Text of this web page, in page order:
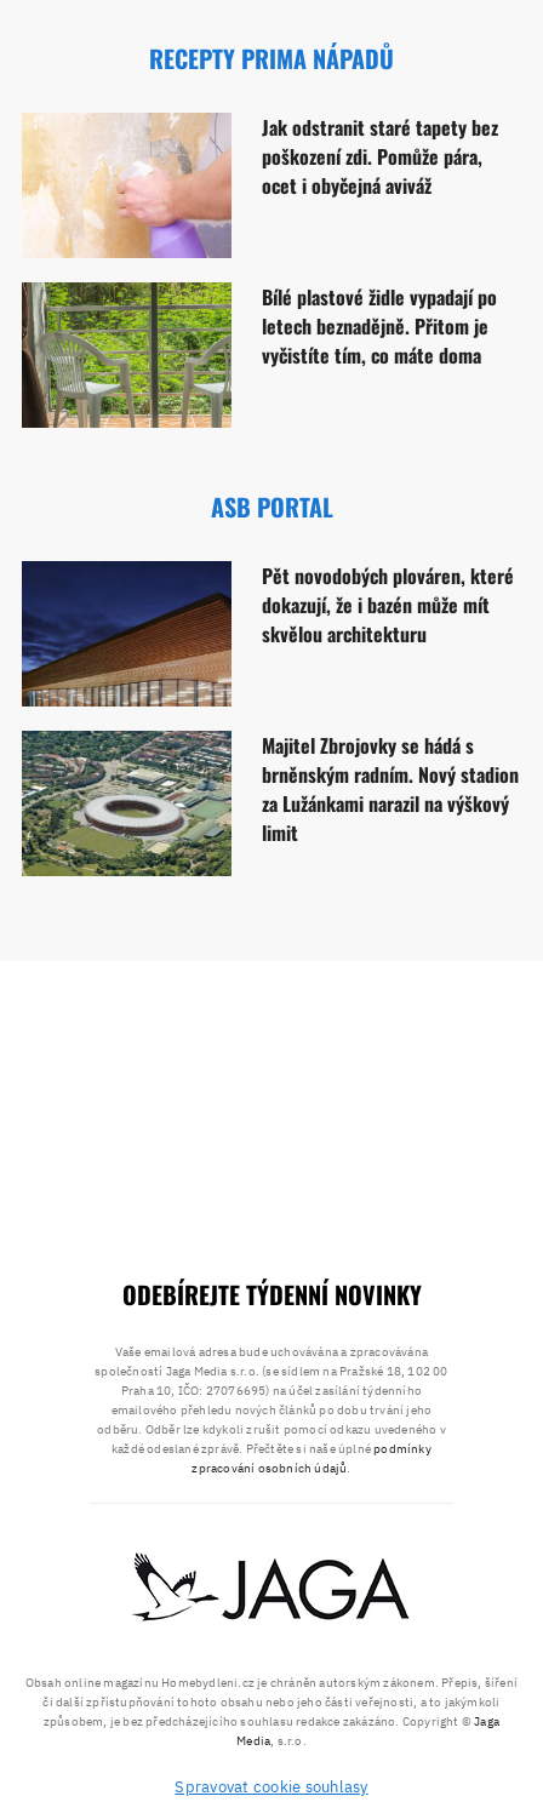
RECEPTY PRIMA NÁPADŮ
Jak odstranit staré tapety bez
poškození zdi. Pomůže pára,
ocet i obyčejná aviváž
Bílé plastové židle vypadají po
letech beznadějně. Přitom je
vyčistíte tím, co máte doma
ASB PORTAL
Pět novodobých plováren, které
dokazují, že i bazén může mít
skvělou architekturu
Majitel Zbrojovky se hádá s
brněnským radním. Nový stadion
za Lužánkami narazil na výškový
limit
Obsah online magazínu Homebydleni.cz je chráněn autorským zákonem. Přepis, šíření
či další zpřístupňování tohoto obsahu nebo jeho části veřejnosti, a to jakýmkoli
způsobem, je bez předcházejícího souhlasu redakce zakázáno. Copyright ©Jaga
Media, s.r.o.
Spravovat cookie souhlasy
ODEBÍREJTE TÝDENNÍ NOVINKY
Vaše emailová adresa bude uchovávána a zpracovávána
společností Jaga Media s.r.o. (se sídlem na Pražské 18, 102 00
Praha 10, IČO: 27076695) na účel zasílání týdenního
emailového přehledu nových článků po dobu trvání jeho
odběru. Odběr lze kdykoli zrušit pomocí odkazu uvedeného v
každé odeslané zprávě. Přečtěte si naše úplnépodmínky
zpracování osobních údajů.